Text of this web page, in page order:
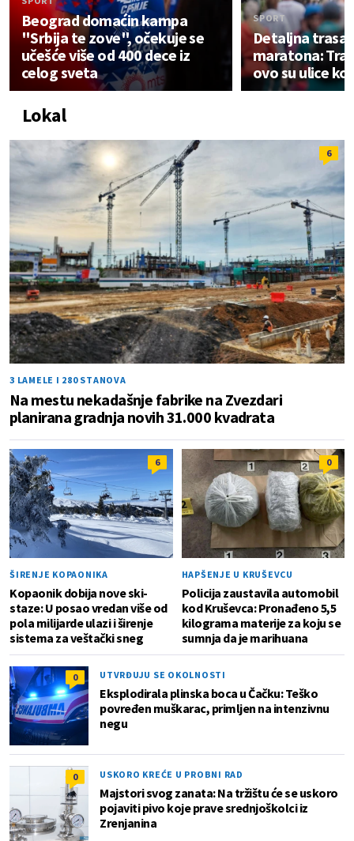
Beograd domaćin kampa
"Srbija te zove", očekuje se
učešće više od 400 dece iz
celog sveta
SPORT
Detaljna trasa
maratona:
ovo su ulice
Lokal
6
3 LAMELE I 280 STANOVA
Na mestu nekadašnje fabrike na Zvezdari
planirana gradnja novih 31.000 kvadrata
6
ŠIRENJE KOPAONIKA
Kopaonik dobija nove ski-
staze: U posao vredan više od
pola milijarde ulazi i širenje
sistema za veštački sneg
0
HAPŠENJE U KRUŠEVCU
Policija zaustavila automobil
kod Kruševca: Pronađeno 5,5
kilograma materije za koju se
sumnja da je marihuana
0 UTVRĐUJU SE OKOLNOSTI
Eksplodirala plinska boca u Čačku: Teško
povređen muškarac, primljen na intenzivnu
negu
0 USKORO KREĆE U PROBNI RAD
Majstori svog zanata: Na tržištu će se uskoro
pojaviti pivo koje prave srednjoškolci iz
Zrenjanina